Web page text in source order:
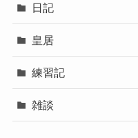
日記
皇居
練習記
雑談